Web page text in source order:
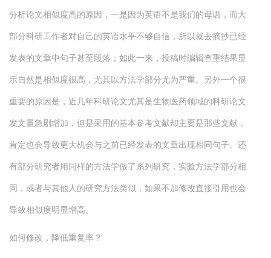
分析论文相似度高的原因，一是因为英语不是我们的母语，而大
部分科研工作者对自己的英语水平不够自信，所以就去摘抄已经
发表的文章中句子甚至段落；如此一来，投稿时编辑查重结果显
示自然是相似度很高，尤其以方法学部分尤为严重。另外一个很
重要的原因是，近几年科研论文尤其是生物医药领域的科研论文
发文量急剧增加，但是采用的基本参考文献却主要是那些文献，
肯定也会导致更大机会与之前已经发表的文章出现相同句子。还
有部分研究者用同样的方法学做了系列研究，实验方法学部分相
同，或者与其他人的研究方法类似，如果不加修改直接引用也会
导致相似度明显增高。
如何修改，降低重复率？